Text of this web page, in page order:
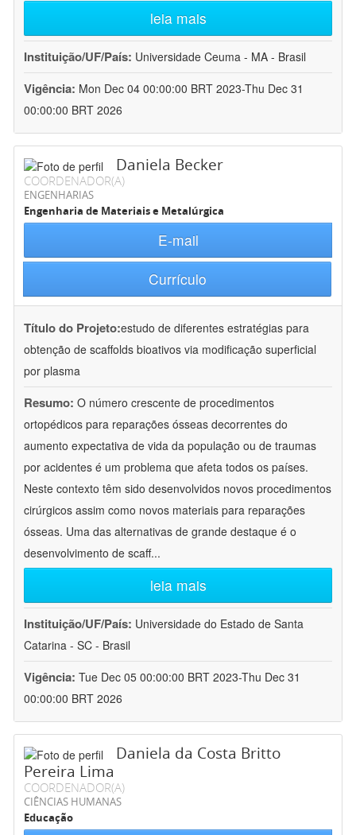
leia mais
Instituição/UF/País: Universidade Ceuma - MA - Brasil
Vigência: Mon Dec 04 00:00:00 BRT 2023-Thu Dec 31
00:00:00 BRT 2026
Daniela Becker
COORDENADOR(A)
ENGENHARIAS
Engenharia de Materiais e Metalúrgica
E-mail
Currículo
Título do Projeto:estudo de diferentes estratégias para
obtenção de scaffolds bioativos via modificação superficial
por plasma
Resumo: O número crescente de procedimentos
ortopédicos para reparações ósseas decorrentes do
aumento expectativa de vida da população ou de traumas
por acidentes é um problema que afeta todos os países.
Neste contexto têm sido desenvolvidos novos procedimentos
cirúrgicos assim como novos materiais para reparações
ósseas. Uma das alternativas de grande destaque é o
desenvolvimento de scaff...
leia mais
Instituição/UF/País: Universidade do Estado de Santa
Catarina - SC - Brasil
Vigência: Tue Dec 05 00:00:00 BRT 2023-Thu Dec 31
00:00:00 BRT 2026
Daniela da Costa Britto
Pereira Lima
COORDENADOR(A)
CIÊNCIAS HUMANAS
Educação